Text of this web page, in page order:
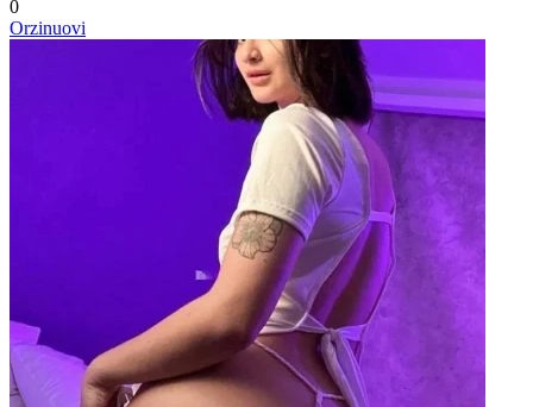
0
Orzinuovi